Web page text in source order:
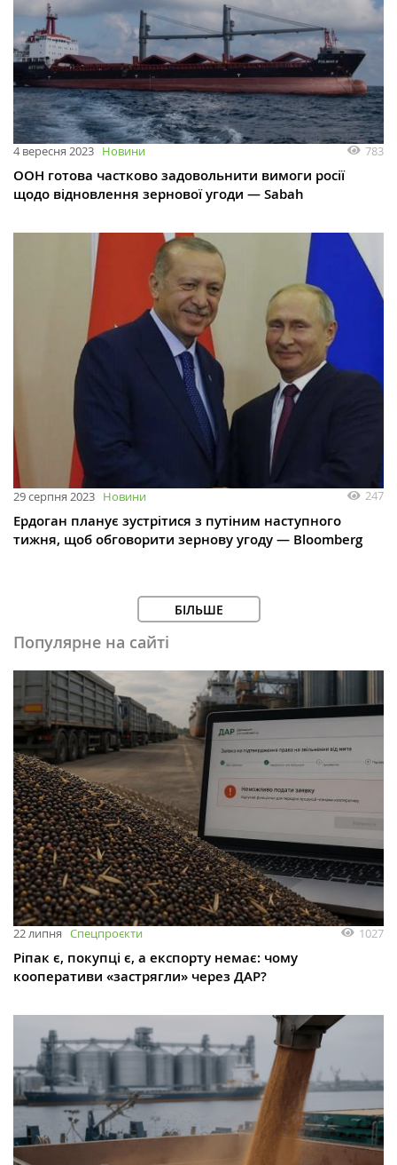
4 вересня 2023 Новини 783
ООН готова частково задовольнити вимоги росії
щодо відновлення зернової угоди — Sabah
29 серпня 2023 Новини 247
Ердоган планує зустрітися з путіним наступного
тижня, щоб обговорити зернову угоду — Bloomberg
БІЛЬШЕ
Популярне на сайті
22 липня Спецпроєкти 1027
Ріпак є, покупці є, а експорту немає: чому
кооперативи «застрягли» через ДАР?